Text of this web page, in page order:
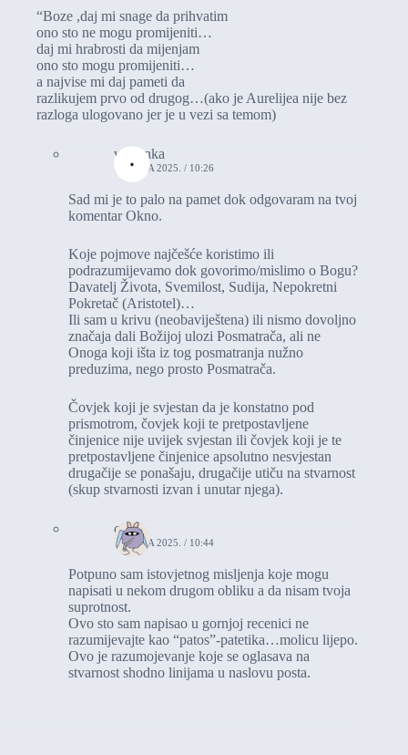
“Boze ,daj mi snage da prihvatim
ono sto ne mogu promijeniti…
daj mi hrabrosti da mijenjam
ono sto mogu promijeniti…
a najvise mi daj pameti da
razlikujem prvo od drugog…(ako je Aurelijea nije bez
razloga ulogovano jer je u vezi sa temom)
vasionka
18. JULA 2025. / 10:26
Sad mi je to palo na pamet dok odgovaram na tvoj
komentar Okno.
Koje pojmove najčešće koristimo ili
podrazumijevamo dok govorimo/mislimo o Bogu?
Davatelj Života, Svemilost, Sudija, Nepokretni
Pokretač (Aristotel)…
Ili sam u krivu (neobaviještena) ili nismo dovoljno
značaja dali Božijoj ulozi Posmatrača, ali ne
Onoga koji išta iz tog posmatranja nužno
preduzima, nego prosto Posmatrača.
Čovjek koji je svjestan da je konstatno pod
prismotrom, čovjek koji te pretpostavljene
činjenice nije uvijek svjestan ili čovjek koji je te
pretpostavljene činjenice apsolutno nesvjestan
drugačije se ponašaju, drugačije utiču na stvarnost
(skup stvarnosti izvan i unutar njega).
okno
18. JULA 2025. / 10:44
Potpuno sam istovjetnog misljenja koje mogu
napisati u nekom drugom obliku a da nisam tvoja
suprotnost.
Ovo sto sam napisao u gornjoj recenici ne
razumijevajte kao “patos”-patetika…molicu lijepo.
Ovo je razumojevanje koje se oglasava na
stvarnost shodno linijama u naslovu posta.